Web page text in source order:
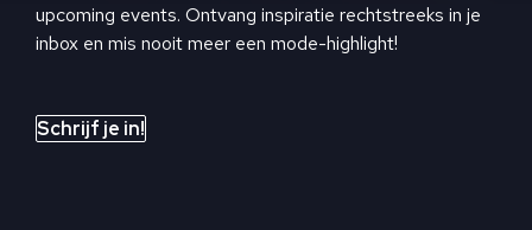
upcoming events. Ontvang inspiratie rechtstreeks in je
inbox en mis nooit meer een mode-highlight!
Schrijf je in!